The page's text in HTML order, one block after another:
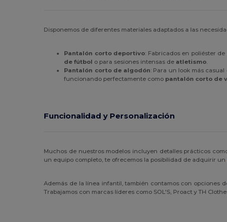
Disponemos de diferentes materiales adaptados a las
Pantalón corto deportivo: Fabricados en poliéster
de fútbol o para sesiones intensas de atletismo.
Pantalón corto de algodón: Para un look más
funcionando perfectamente como pantalón corto de
Funcionalidad y Personalización
Muchos de nuestros modelos incluyen detalles prácticos
un equipo completo, te ofrecemos la posibilidad de adquirir un
Además de la línea infantil, también contamos con opciones
Trabajamos con marcas líderes como SOL'S, Proact y TH